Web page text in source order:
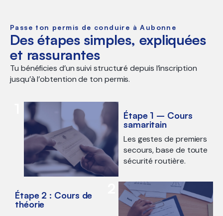
Passe ton permis de conduire à Aubonne
Des étapes simples, expliquées
et rassurantes
Tu bénéficies d’un suivi structuré depuis l’inscription
jusqu’à l’obtention de ton permis.
Étape 1 – Cours
samaritain
Les gestes de premiers
secours, base de toute
sécurité routière.
Étape 2 : Cours de
théorie